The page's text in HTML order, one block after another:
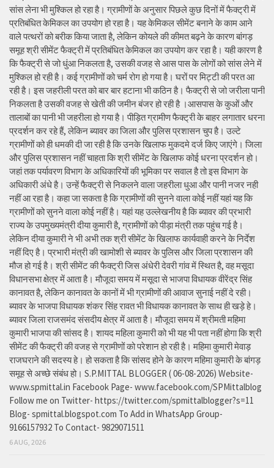
सांस लेना भी मुश्किल हो रहा है। ग्रामीणों के अनुसार पिछले कुछ दिनों में फैक्ट्री में
प्रतिबंधित केमिकल का उपयोग हो रहा है। यह केमिकल सीमेंट बनाने के काम आने
वाले पत्थरों को बरीक किया जाता है, लेकिन कोयले की कीमत बढ़ने के कारण बांगड़
समूह श्री सीमेंट फैक्ट्री में प्रतिबंधित केमिकल का उपयोग कर रहा है। यही कारण है
कि फैक्ट्री से जो धुंआ निकलता है, उसकी वजह से आस पास के लोगों को सांस लेने में
मुश्किल हो रही है। कई ग्रामीणों को चर्म रोग हो गया है। घरों पर मिट्टी की परत आ
रही है। इस जहरीली परत को बार बार हटाना भी कठिन है। फैक्ट्री से जो जरीला पानी
निकलता है उसकी वजह से खेती की जमीन बंजर हो रही है ।आसपास के कुओं और
तालाबों का पानी भी जहरीला हो गया है। पीड़ित ग्रामीण फैक्ट्री के बाहर लगातार धरना
प्रदर्शन कर रहे हैं, लेकिन ब्यावर का जिला और पुलिस प्रशासन चुप है। उल्टे
ग्रामीणों को ही धमकी दी जा रही है कि उनके खिलाफ मुकदमे दर्ज किए जाएंगे। जिला
और पुलिस प्रशासन नहीं चाहता कि श्री सीमेंट के खिलाफ कोई धरना प्रदर्शन हो।
जहां तक पर्यावरण विभाग के अधिकारियों की भूमिका पर सवाल है तो इस विभाग के
अधिकारी अंधे है। उन्हें फैक्ट्री से निकलने वाला जहरीला धुआ और पानी नजर नही
नहीं आ रहा है। कहा जा सकता है कि ग्रामीणों की सुनने वाला कोई नहीं यहां यह कि
ग्रामीणों को सुनने वाला कोई नहीं है। यहां यह उल्लेखनीय है कि ब्यावर की प्रभारी
राज्य के उपमुख्यमंत्री दीया कुमारी है, ग्रामीणों को पीड़ा मंत्री तक पहुंच गई है।
लेकिन दीया कुमारी ने भी अभी तक श्री सीमेंट के खिलाफ कार्यवाही करने के निर्देश
नहीं दिए है। प्रभारी मंत्री की खामोशी से ब्यावर के पुलिस और जिला प्रशासन की
मौज हो गई है। श्री सीमेंट की फैक्ट्री जिस अंधेरी देवरी गांव में स्थित है, वह मसूदा
विधानसभा क्षेत्र में आता है। मौजूदा समय में मसूदा से भाजपा विधायक वीरेंद्र सिंह
कानावत है, लेकिन कानावत के कानों में भी ग्रामीणों की आवाज सुनाई नहीं दे रही।
ब्यावर के भाजपा विधायक शंकर सिंह रावत भी विधायक कानावत के साथ ही खड़े हे।
ब्यावर जिला राजसमंद संसदीय क्षेत्र में आता है। मौजूदा समय में श्रीमती महिमा
कुमारी भाजपा की सांसद है। शायद महिला कुमारी को भी यह भी पता नहीं होगा कि श्री
सीमेंट की फैक्ट्री की वजह से ग्रामीणों को परेशान हो रही है। महिमा कुमारी मेवाड़
राजघराने की सदस्य हे। हो सकता है कि सांसद होने के कारण महिमा कुमारी के बांगड़
समूह से अच्छे संबंध हो। S.P.MITTAL BLOGGER ( 06-08-2026) Website-
www.spmittal.in Facebook Page- www.facebook.com/SPMittalblog
Follow me on Twitter- https://twitter.com/spmittalblogger?s=11
Blog- spmittal.blogspot.com To Add in WhatsApp Group-
9166157932 To Contact- 9829071511
6 AUG, 2026